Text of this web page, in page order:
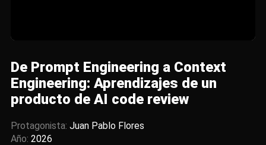
De Prompt Engineering a Context
Engineering: Aprendizajes de un
producto de AI code review
Protagonista: Juan Pablo Flores
Año: 2026